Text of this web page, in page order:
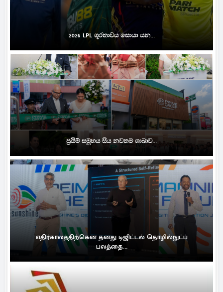
2026 LPL ශූරතාවය සොයා යන...
ප්‍රයිම් සමූහය සිය නවතම ශාඛාව...
எதிர்காலத்திற்கென தனது டிஜிட்டல் தொழில்நுட்ப
பலத்தை...